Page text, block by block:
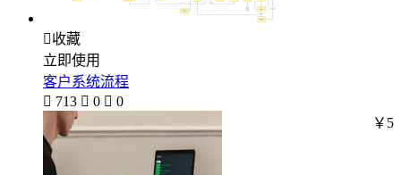
收藏
立即使用
客户系统流程
 713  0  0
￥5